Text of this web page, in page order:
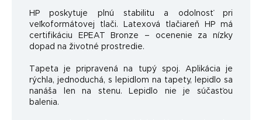
HP poskytuje plnú stabilitu a odolnosť pri
veľkoformátovej tlači. Latexová tlačiareň HP má
certifikáciu EPEAT Bronze – ocenenie za nízky
dopad na životné prostredie.
Tapeta je pripravená na tupý spoj. Aplikácia je
rýchla, jednoduchá, s lepidlom na tapety, lepidlo sa
nanáša len na stenu. Lepidlo nie je súčasťou
balenia.